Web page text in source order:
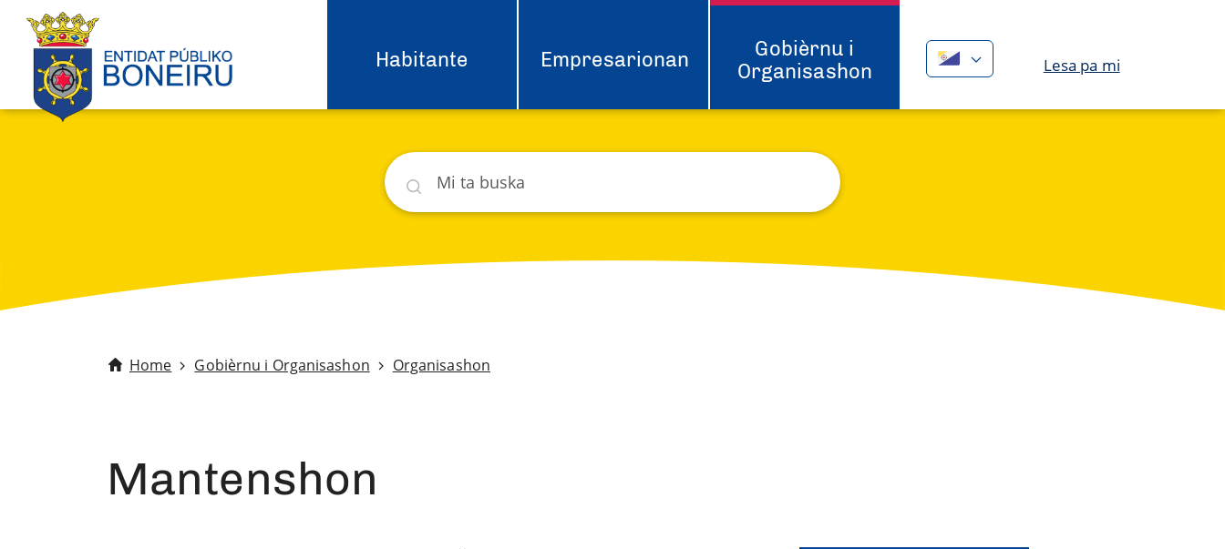
Habitante Empresarionan
Gobièrnu i
Organisashon
Chat
Lesa pa mi
Buska
Home Gobièrnu i Organisashon Organisashon
Mantenshon